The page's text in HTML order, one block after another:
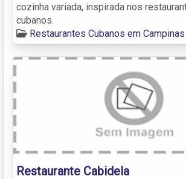
cozinha variada, inspirada nos
cubanos.
Restaurantes Cubanos em Campinas
Restaurante Cabidela